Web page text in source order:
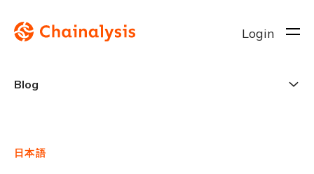
Login
Blog
日本語